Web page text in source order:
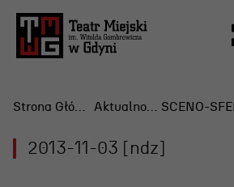
Aktualności
2013-11-03 [ndz]